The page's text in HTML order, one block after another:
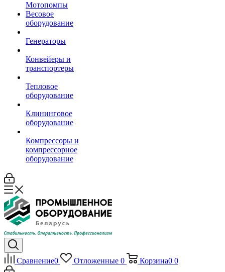
Мотопомпы
Весовое
оборудование
Генераторы
Конвейеры и
транспортеры
Тепловое
оборудование
Клининговое
оборудование
Компрессоры и
компрессорное
оборудование
Сравнение0 Отложенные 0 Корзина0 0